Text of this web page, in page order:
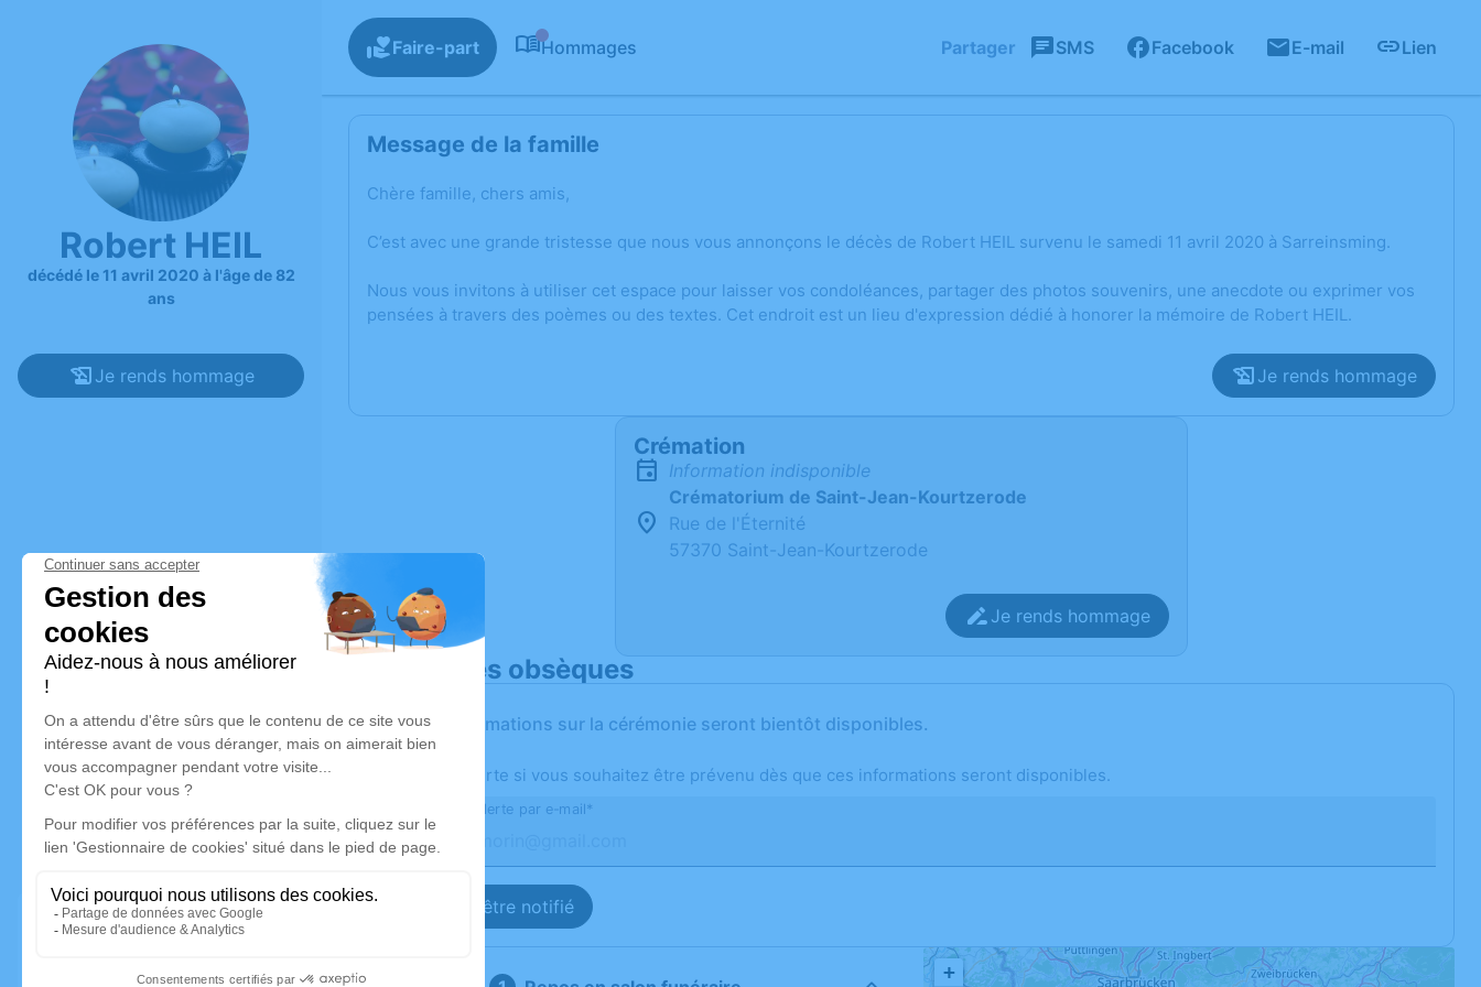
Robert HEIL
décédé le 11 avril 2020 à l'âge de 82
ans
Je rends hommage
Faire-part Hommages Partager SMS Facebook E-mail Lien
Message de la famille
Chère famille, chers amis,
C’est avec une grande tristesse que nous vous annonçons le décès de Robert HEIL survenu le samedi 11 avril 2020 à Sarreinsming.
Nous vous invitons à utiliser cet espace pour laisser vos condoléances, partager des photos souvenirs, une anecdote ou exprimer vos
pensées à travers des poèmes ou des textes. Cet endroit est un lieu d'expression dédié à honorer la mémoire de Robert HEIL.
Je rends hommage
Crémation
Information indisponible
Crématorium de Saint-Jean-Kourtzerode
Rue de l'Éternité
57370 Saint-Jean-Kourtzerode
Je rends hommage
Déroulé des obsèques
Les informations sur la cérémonie seront bientôt disponibles.
Activez une alerte si vous souhaitez être prévenu dès que ces informations seront disponibles.
Recevoir une alerte par e-mail*
Je veux être notifié
+